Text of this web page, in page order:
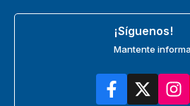
¡Síguenos!
Mantente